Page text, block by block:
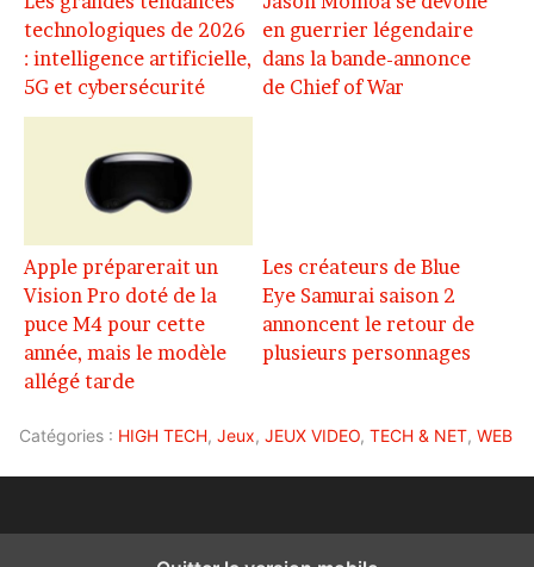
technologiques de 2026
: intelligence artificielle,
5G et cybersécurité
en guerrier légendaire
dans la bande-annonce
de Chief of War
Apple préparerait un
Vision Pro doté de la
puce M4 pour cette
année, mais le modèle
allégé tarde
Les créateurs de Blue
Eye Samurai saison 2
annoncent le retour de
plusieurs personnages
Catégories : HIGH TECH, Jeux, JEUX VIDEO, TECH & NET, WEB